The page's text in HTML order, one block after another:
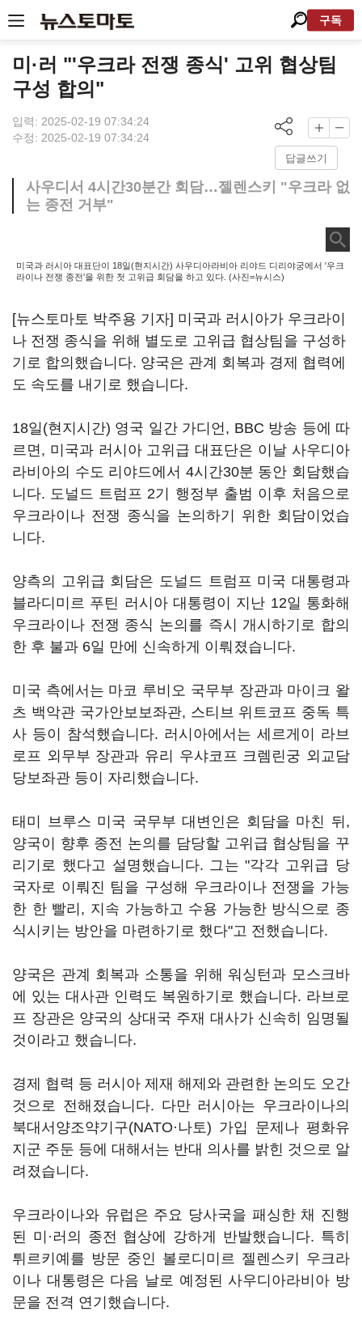
구독
미·러 "'우크라 전쟁 종식' 고위 협상팀
구성 합의"
입력: 2025-02-19 07:34:24
수정: 2025-02-19 07:34:24
답글쓰기
사우디서 4시간30분간 회담…젤렌스키 "우크라 없
는 종전 거부"
미국과 러시아 대표단이 18일(현지시간) 사우디아라비아 리야드 디리야궁에서 '우크
라이나 전쟁 종전'을 위한 첫 고위급 회담을 하고 있다. (사진=뉴시스)
[뉴스토마토 박주용 기자] 미국과 러시아가 우크라이
나 전쟁 종식을 위해 별도로 고위급 협상팀을 구성하
기로 합의했습니다. 양국은 관계 회복과 경제 협력에
도 속도를 내기로 했습니다.
18일(현지시간) 영국 일간 가디언, BBC 방송 등에 따
르면, 미국과 러시아 고위급 대표단은 이날 사우디아
라비아의 수도 리야드에서 4시간30분 동안 회담했습
니다. 도널드 트럼프 2기 행정부 출범 이후 처음으로
우크라이나 전쟁 종식을 논의하기 위한 회담이었습
니다.
양측의 고위급 회담은 도널드 트럼프 미국 대통령과
블라디미르 푸틴 러시아 대통령이 지난 12일 통화해
우크라이나 전쟁 종식 논의를 즉시 개시하기로 합의
한 후 불과 6일 만에 신속하게 이뤄졌습니다.
미국 측에서는 마코 루비오 국무부 장관과 마이크 왈
츠 백악관 국가안보보좌관, 스티브 위트코프 중독 특
사 등이 참석했습니다. 러시아에서는 세르게이 라브
로프 외무부 장관과 유리 우샤코프 크렘린궁 외교담
당보좌관 등이 자리했습니다.
태미 브루스 미국 국무부 대변인은 회담을 마친 뒤,
양국이 향후 종전 논의를 담당할 고위급 협상팀을 꾸
리기로 했다고 설명했습니다. 그는 "각각 고위급 당
국자로 이뤄진 팀을 구성해 우크라이나 전쟁을 가능
한 한 빨리, 지속 가능하고 수용 가능한 방식으로 종
식시키는 방안을 마련하기로 했다"고 전했습니다.
양국은 관계 회복과 소통을 위해 워싱턴과 모스크바
에 있는 대사관 인력도 복원하기로 했습니다. 라브로
프 장관은 양국의 상대국 주재 대사가 신속히 임명될
것이라고 했습니다.
경제 협력 등 러시아 제재 해제와 관련한 논의도 오간
것으로 전해졌습니다. 다만 러시아는 우크라이나의
북대서양조약기구(NATO·나토) 가입 문제나 평화유
지군 주둔 등에 대해서는 반대 의사를 밝힌 것으로 알
려졌습니다.
우크라이나와 유럽은 주요 당사국을 패싱한 채 진행
된 미·러의 종전 협상에 강하게 반발했습니다. 특히
튀르키예를 방문 중인 볼로디미르 젤렌스키 우크라
이나 대통령은 다음 날로 예정된 사우디아라비아 방
문을 전격 연기했습니다.